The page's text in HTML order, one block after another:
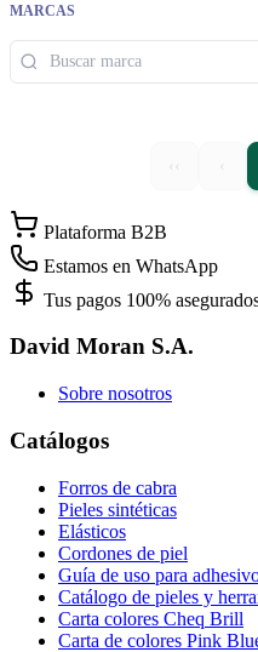
MARCAS
‹‹ ‹
Plataforma B2B
Estamos en WhatsApp
Tus pagos 100%
David Moran S.A.
Sobre nosotros
Catálogos
Forros de cabra
Pieles sintéticas
Elásticos
Cordones de piel
Guía de uso para
Catálogo de pieles y
Carta colores Cheq Brill
Carta de colores Pink